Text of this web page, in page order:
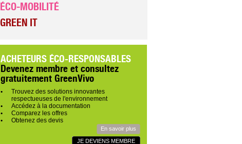
ÉCO-MOBILITÉ
GREEN IT
ACHETEURS ÉCO-RESPONSABLES
Devenez membre et consultez
gratuitement GreenVivo
Trouvez des solutions innovantes
respectueuses de l'environnement
Accédez à la documentation
Comparez les offres
Obtenez des devis
En savoir plus
JE DEVIENS MEMBRE